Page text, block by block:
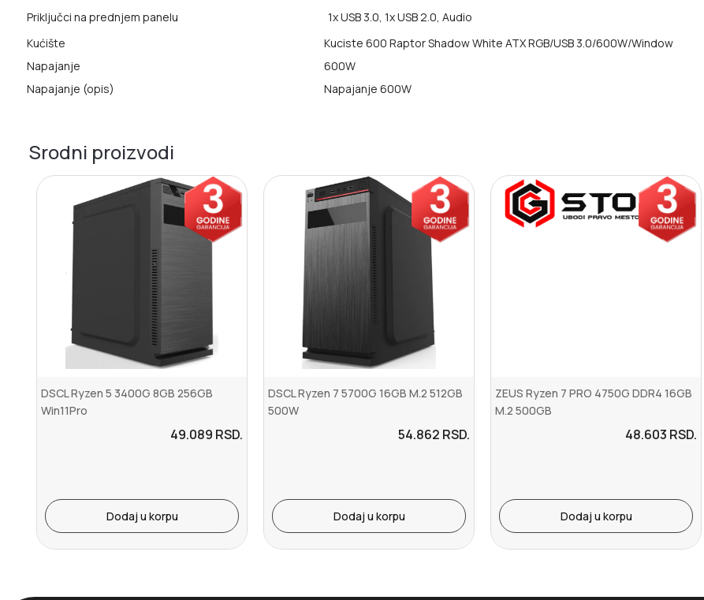
Priključci na prednjem panelu
1x USB 3.0, 1x USB 2.0, Audio
Kućište
Kuciste 600 Raptor Shadow White ATX RGB/USB 3.0/600W/Window
Napajanje
600W
Napajanje (opis)
Napajanje 600W
Srodni proizvodi
DSCL Ryzen 5 3400G 8GB 256GB
Win11Pro
49.089 RSD.
Dodaj u korpu
DSCL Ryzen 7 5700G 16GB M.2 512GB
500W
54.862 RSD.
Dodaj u korpu
ZEUS Ryzen 7 PRO 4750G DDR4 16GB
M.2 500GB
48.603 RSD.
Dodaj u korpu